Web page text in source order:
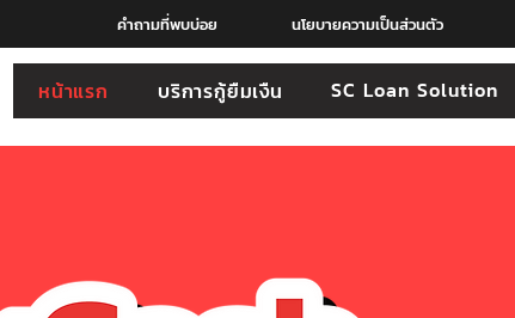
คำถามที่พบบ่อย นโยบายความเป็นส่วนตัว
หน้าแรก บริการกู้ยืมเงืน SC Loan Solution